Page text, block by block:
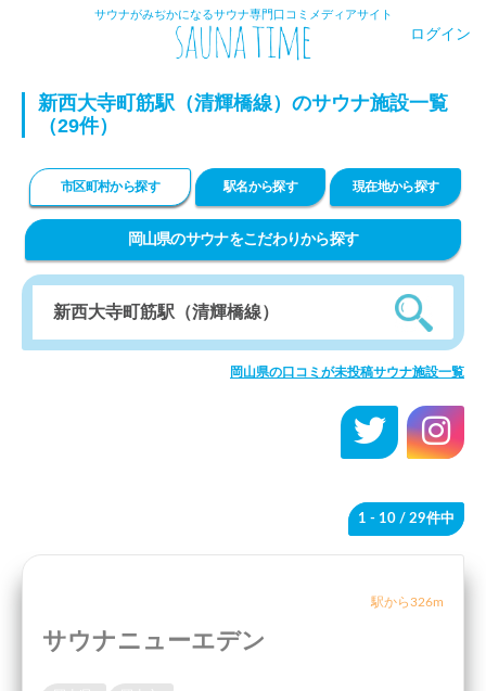
サウナがみぢかになるサウナ専門口コミメディアサイト
ログイン
新西大寺町筋駅（清輝橋線）のサウナ施設一覧
（29件）
市区町村から探す 駅名から探す 現在地から探す
岡山県のサウナをこだわりから探す
岡山県の口コミが未投稿サウナ施設一覧
1 - 10 / 29件中
駅から326m
サウナニューエデン